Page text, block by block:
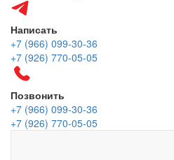
Написать
+7 (966) 099-30-36
+7 (926) 770-05-05
Позвонить
+7 (966) 099-30-36
+7 (926) 770-05-05